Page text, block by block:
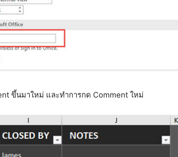
ขึ้นมาใหม่ และทำการกด Comment ใหม่